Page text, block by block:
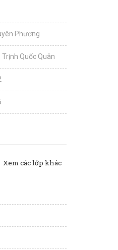
Phương
Trịnh Quốc Quân
Xem các lớp khác